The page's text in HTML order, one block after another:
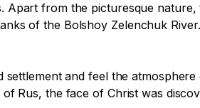
from the picturesque
of the Bolshoy Zelenchuk
and feel the
Rus, the face of Christ was